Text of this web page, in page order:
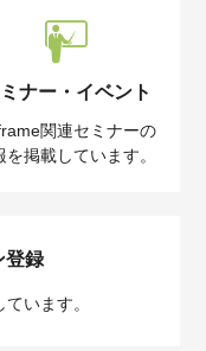
ナー・イベント
関連セミナーの
を掲載しています。
登録
います。